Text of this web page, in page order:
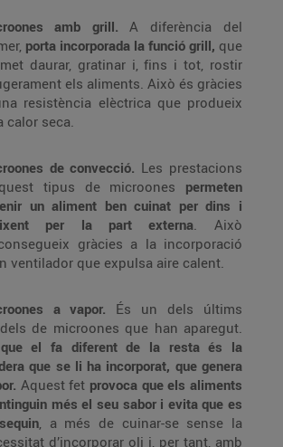
amb grill. A diferència del
porta incorporada la funció grill, que
daurar, gratinar i, fins i tot, rostir
els aliments. Això és gràcies
resistència elèctrica que produeix
calor seca.
de convecció. Les prestacions
tipus de microones permeten
un aliment ben cuinat per dins i
per la part externa. Això
gràcies a la incorporació
ventilador que expulsa aire calent.
a vapor. És un dels últims
de microones que han aparegut.
el fa diferent de la resta és la
que se li ha incorporat, que genera
Aquest fet provoca que els aliments
més el seu sabor i evita que es
, a més de cuinar-se sense la
d’incorporar oli i, per tant, amb